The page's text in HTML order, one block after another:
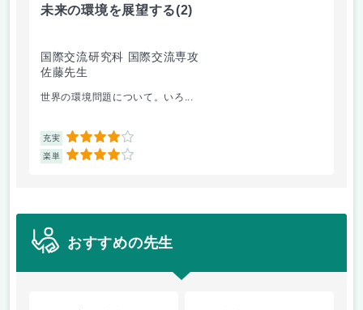
未来の環境を展望する(2)
国際交流研究科 国際交流専攻
佐藤先生
世界の環境問題について。いろ...
充実 4
楽単 4
おすすめの先生